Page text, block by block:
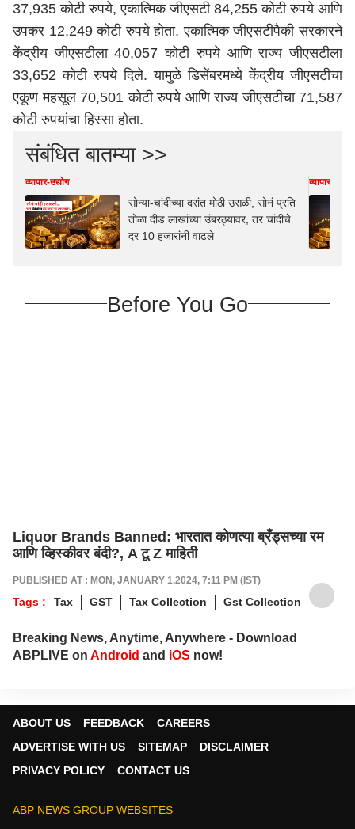
37,935 कोटी रुपये, एकात्मिक जीएसटी 84,255 कोटी रुपये आणि
उपकर 12,249 कोटी रुपये होता. एकात्मिक जीएसटीपैकी सरकारने
केंद्रीय जीएसटीला 40,057 कोटी रुपये आणि राज्य जीएसटीला
33,652 कोटी रुपये दिले. यामुळे डिसेंबरमध्ये केंद्रीय जीएसटीचा
एकूण महसूल 70,501 कोटी रुपये आणि राज्य जीएसटीचा 71,587
कोटी रुपयांचा हिस्सा होता.
संबंधित बातम्या >>
व्यापार-उद्योग
सोन्या-चांदीच्या दरांत मोठी उसळी, सोनं प्रति
तोळा दीड लाखांच्या उंबरठ्यावर, तर चांदीचे
दर 10 हजारांनी वाढले
व्यापार-उद्योग
Before You Go
Liquor Brands Banned: भारतात कोणत्या ब्रँड्सच्या रम
आणि व्हिस्कीवर बंदी?, A टू Z माहिती
PUBLISHED AT : MON, JANUARY 1,2024, 7:11 PM (IST)
Tags : Tax GST Tax Collection Gst Collection
Breaking News, Anytime, Anywhere - Download
ABPLIVE on Android and iOS now!
ABOUT US FEEDBACK
CAREERS
ADVERTISE WITH US
SITEMAP
DISCLAIMER
PRIVACY POLICY
CONTACT US
ABP NEWS GROUP WEBSITES